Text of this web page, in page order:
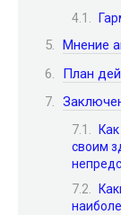
Мнение
План
своим